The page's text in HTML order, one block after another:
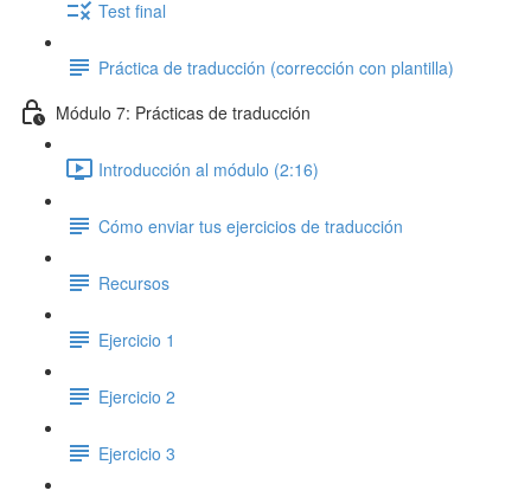
Test final
Práctica de traducción (corrección con plantilla)
Módulo 7: Prácticas de traducción
Introducción al módulo (2:16)
Cómo enviar tus ejercicios de traducción
Recursos
Ejercicio 1
Ejercicio 2
Ejercicio 3